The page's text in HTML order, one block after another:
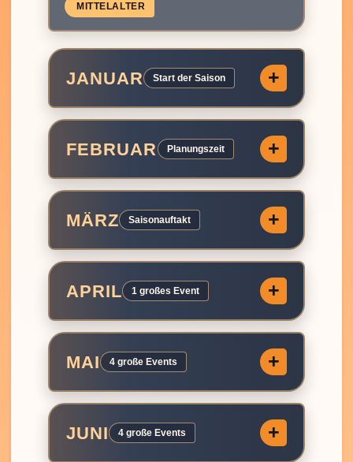
MITTELALTER
JANUAR Start der Saison
FEBRUAR Planungszeit
MÄRZ Saisonauftakt
APRIL 1 großes Event
MAI 4 große Events
JUNI 4 große Events